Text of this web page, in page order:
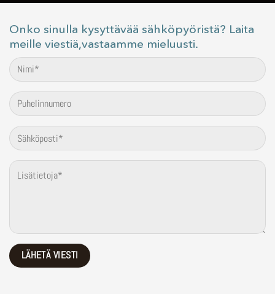
Onko sinulla kysyttävää sähköpyöristä? Laita
meille viestiä,vastaamme mieluusti.